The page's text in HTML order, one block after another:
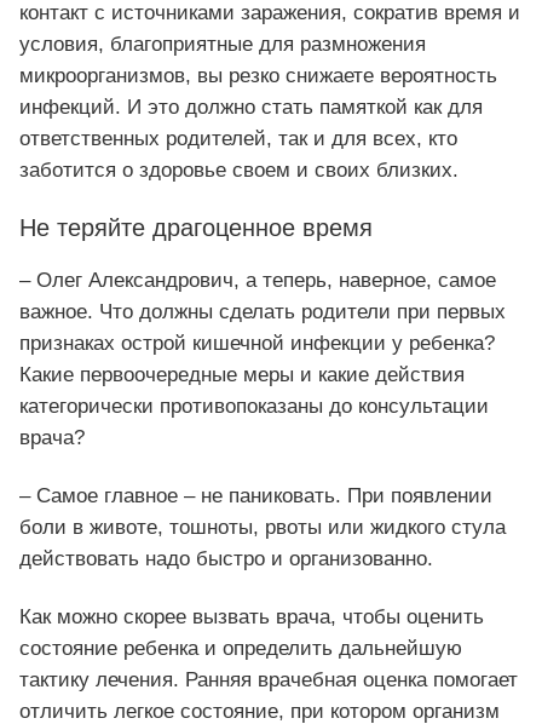
контакт с источниками заражения, сократив время и
условия, благоприятные для размножения
микроорганизмов, вы резко снижаете вероятность
инфекций. И это должно стать памяткой как для
ответственных родителей, так и для всех, кто
заботится о здоровье своем и своих близких.
Не теряйте драгоценное время
– Олег Александрович, а теперь, наверное, самое
важное. Что должны сделать родители при первых
признаках острой кишечной инфекции у ребенка?
Какие первоочередные меры и какие действия
категорически противопоказаны до консультации
врача?
– Самое главное – не паниковать. При появлении
боли в животе, тошноты, рвоты или жидкого стула
действовать надо быстро и организованно.
Как можно скорее вызвать врача, чтобы оценить
состояние ребенка и определить дальнейшую
тактику лечения. Ранняя врачебная оценка помогает
отличить легкое состояние, при котором организм